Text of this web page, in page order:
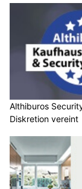
Althiburos
Diskretion vereint